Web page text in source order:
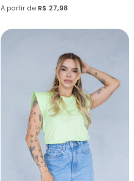
A partir de R$ 27,98